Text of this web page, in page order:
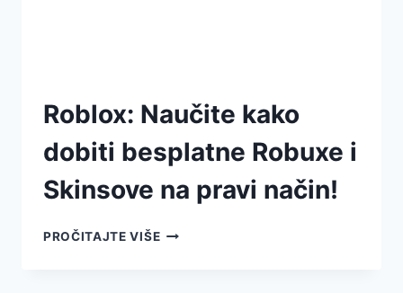
Roblox: Naučite kako
dobiti besplatne Robuxe i
Skinsove na pravi način!
PROČITAJTE VIŠE